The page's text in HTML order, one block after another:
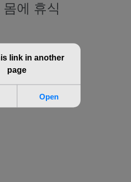
몸에 휴식